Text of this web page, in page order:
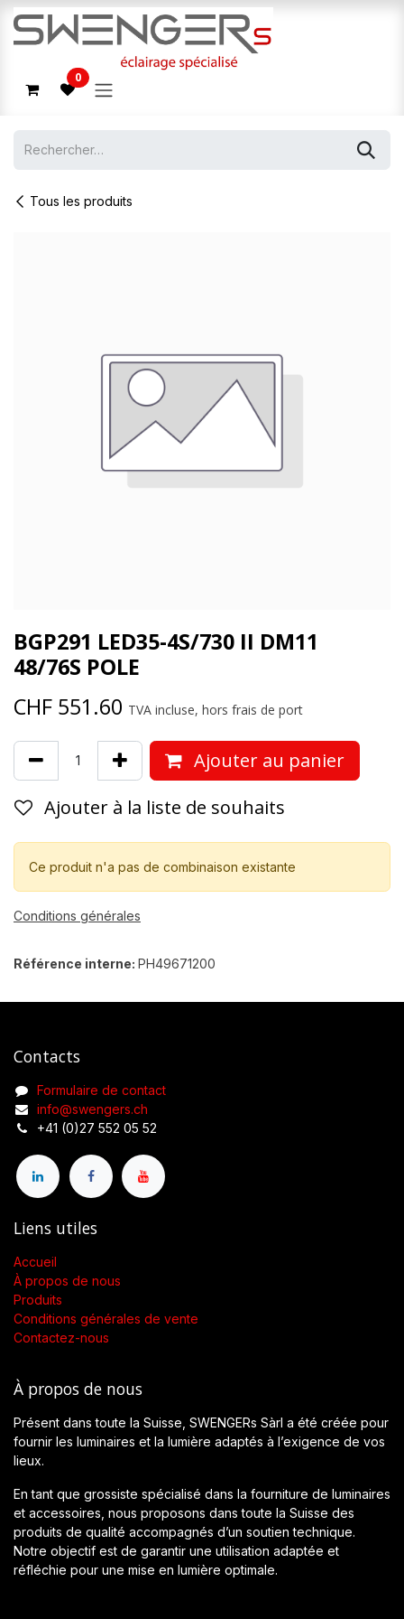
Se rendre au contenu
0
Tous les produits
BGP291 LED35-4S/730 II DM11
48/76S POLE
CHF 551.60 TVA incluse, hors frais de port
Ajouter au panier
Ajouter à la liste de souhaits
Ce produit n'a pas de combinaison existante
Conditions générales
Référence interne: PH49671200
Contacts
Formulaire de contact
info@swengers.ch
+41 (0)27 552 05 52
Liens utiles
Accueil
À propos de nous
Produits
Conditions générales de vente
Contactez-nous
À propos de nous
Présent dans toute la Suisse, SWENGERs Sàrl a été créée pour
fournir les luminaires et la lumière adaptés à l’exigence de vos
lieux.
En tant que grossiste spécialisé dans la fourniture de luminaires
et accessoires, nous proposons dans toute la Suisse des
produits de qualité accompagnés d’un soutien technique.
Notre objectif est de garantir une utilisation adaptée et
réfléchie pour une mise en lumière optimale.